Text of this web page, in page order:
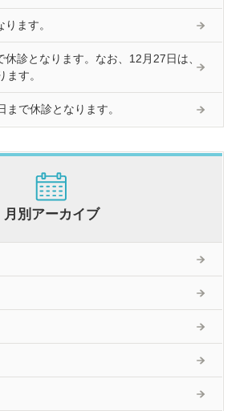
ます。
診となります。なお、12月27日は、
す。
で休診となります。
月別アーカイブ